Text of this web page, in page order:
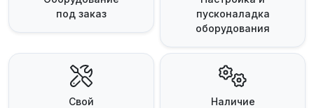
под заказ
пусконаладка
оборудования
Свой
Наличие